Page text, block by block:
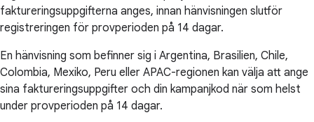
faktureringsuppgifterna anges, innan hänvisningen slutför
registreringen för provperioden på 14 dagar.
En hänvisning som befinner sig i Argentina, Brasilien, Chile,
Colombia, Mexiko, Peru eller APAC-regionen kan välja att ange
sina faktureringsuppgifter och din kampanjkod när som helst
under provperioden på 14 dagar.